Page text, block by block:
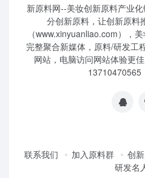
新原料网--美妆创新原料产业
分创新原料，让创新原料
（www.xinyuanliao.com），
完整聚合新媒体，原料/研发工
网站，电脑访问网站体验更
13710470565
联系我们 加入原料群 创
研发名